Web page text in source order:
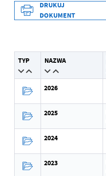
Data opublikowania
Opublikował
zaktualizował
DRUKUJ
DOKUMENT
TYP NAZWA
2026
2025
2024
2023